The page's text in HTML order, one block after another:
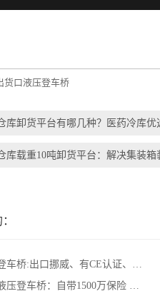
货口液压登车桥
库卸货平台有哪几种？医药冷库优
库载重10吨卸货平台：解决集装箱
:出口挪威、有CE认证、经验丰富
：自带1500万保险 配置三种安全防坠方式